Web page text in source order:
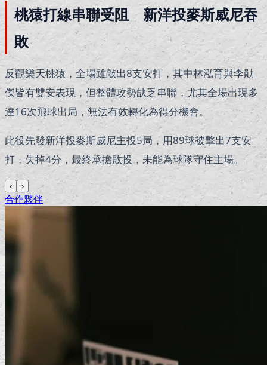
桃猿打線串聯受阻 新洋投麥斯威尼吞
敗
反觀樂天桃猿 ，全場雖敲出8支安打，其中林泓育與李勛
傑皆有雙安表現，但整體攻勢缺乏串聯，尤其全場出現多
達16次飛球出局，無法有效轉化為得分機會。
此役先發新洋投麥斯威尼主投5局，用89球被擊出7支安
打，失掉4分，最終承擔敗投，未能為球隊守住主場。
‹ ›
合作夥伴